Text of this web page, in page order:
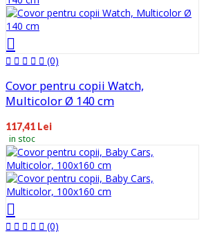
(0)
Covor pentru copii Watch,
Multicolor Ø 140 cm
117,41 Lei
in stoc
(0)